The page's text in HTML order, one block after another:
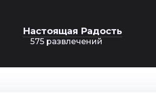
Настоящая Радость
575 развлечений